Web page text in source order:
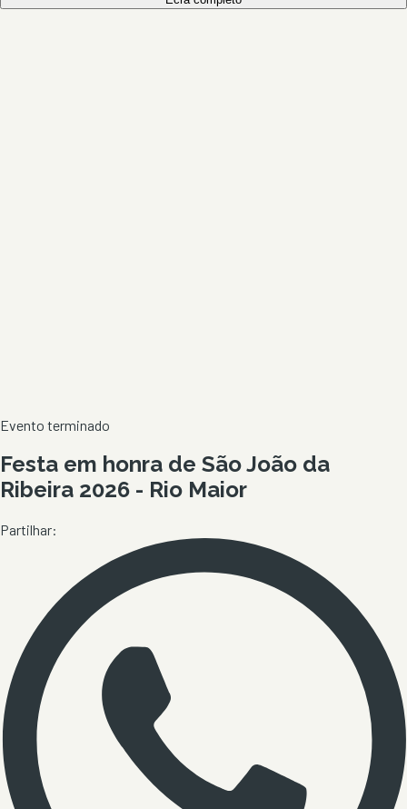
Evento terminado
Festa em honra de São João da
Ribeira 2026 - Rio Maior
Partilhar: